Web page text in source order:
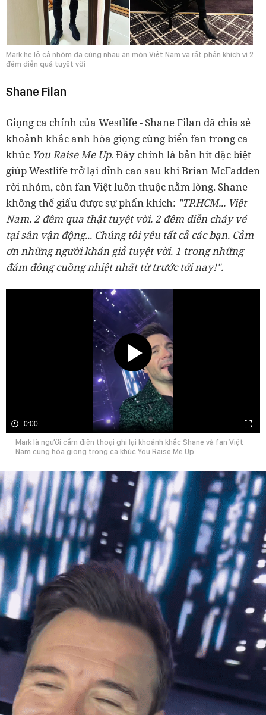
Mark hé lộ cả nhóm đã cùng nhau ăn món Việt Nam và rất phấn khích vì 2
đêm diễn quá tuyệt vời
Shane Filan
Giọng ca chính của Westlife - Shane Filan đã chia sẻ
khoảnh khắc anh hòa giọng cùng biển fan trong ca
khúc You Raise Me Up. Đây chính là bản hit đặc biệt
giúp Westlife trở lại đỉnh cao sau khi Brian McFadden
rời nhóm, còn fan Việt luôn thuộc nằm lòng. Shane
không thể giấu được sự phấn khích: "TP.HCM... Việt
Nam. 2 đêm qua thật tuyệt vời. 2 đêm diễn cháy vé
tại sân vận động... Chúng tôi yêu tất cả các bạn. Cảm
ơn những người khán giả tuyệt vời. 1 trong những
đám đông cuồng nhiệt nhất từ trước tới nay!".
0:00
Mark là người cầm điện thoại ghi lại khoảnh khắc Shane và fan Việt
Nam cùng hòa giọng trong ca khúc You Raise Me Up